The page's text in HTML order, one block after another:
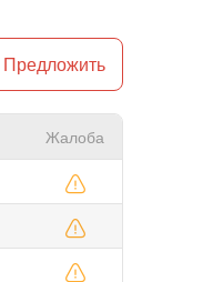
Предложить
Жалоба